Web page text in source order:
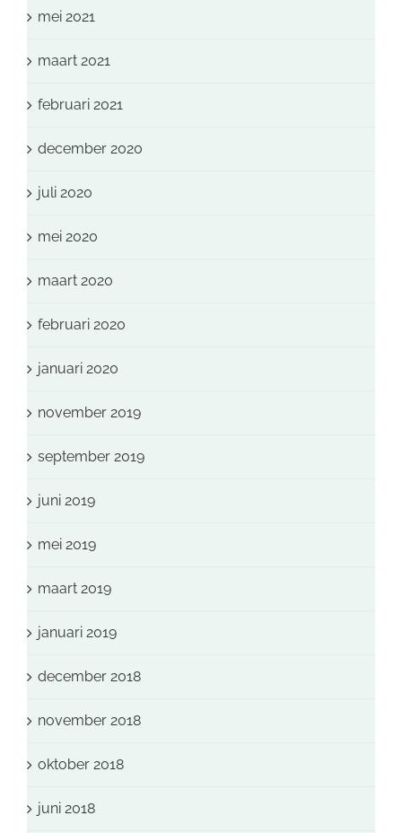
mei 2021
maart 2021
februari 2021
december 2020
juli 2020
mei 2020
maart 2020
februari 2020
januari 2020
november 2019
september 2019
juni 2019
mei 2019
maart 2019
januari 2019
december 2018
november 2018
oktober 2018
juni 2018